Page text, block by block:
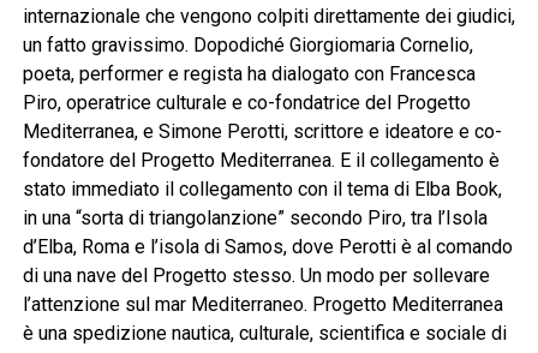
internazionale che vengono colpiti direttamente dei giudici,
un fatto gravissimo. Dopodiché Giorgiomaria Cornelio,
poeta, performer e regista ha dialogato con Francesca
Piro, operatrice culturale e co-fondatrice del Progetto
Mediterranea, e Simone Perotti, scrittore e ideatore e co-
fondatore del Progetto Mediterranea. E il collegamento è
stato immediato il collegamento con il tema di Elba Book,
in una “sorta di triangolanzione” secondo Piro, tra l’Isola
d’Elba, Roma e l’isola di Samos, dove Perotti è al comando
di una nave del Progetto stesso. Un modo per sollevare
l’attenzione sul mar Mediterraneo. Progetto Mediterranea
è una spedizione nautica, culturale, scientifica e sociale di